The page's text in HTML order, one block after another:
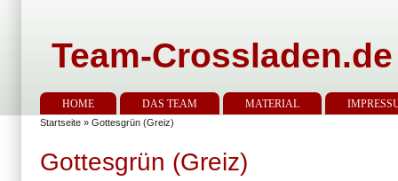
Team-Crossladen.de
HOME DAS TEAM MATERIAL
Startseite » Gottesgrün (Greiz)
Gottesgrün (Greiz)